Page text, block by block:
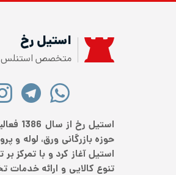
استیل رخ
متخصص استنلس
استیل
حوزه بازرگانی ورق، لوله و
استیل آغاز کرد و با تمرکز
تنوع کالایی و ارائه خدمات